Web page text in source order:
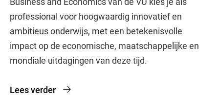
professional voor hoogwaardig innovatief en
ambitieus onderwijs, met een betekenisvolle
impact op de economische, maatschappelijke en
mondiale uitdagingen van deze tijd.
Lees verder